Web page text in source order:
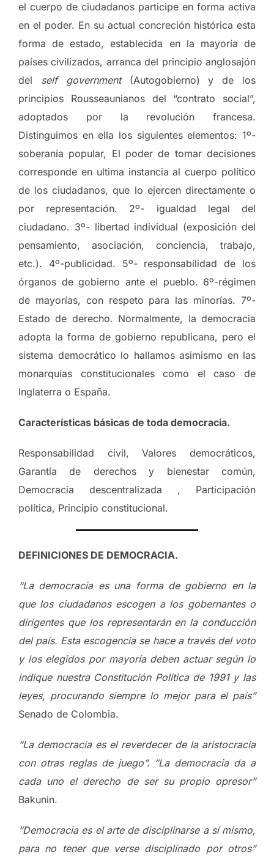
el cuerpo de ciudadanos participe en forma activa
en el poder. En su actual concreción histórica esta
forma de estado, establecida en la mayoría de
países civilizados, arranca del principio anglosajón
del self government (Autogobierno) y de los
principios Rousseaunianos del “contrato social”,
adoptados por la revolución francesa.
Distinguimos en ella los siguientes elementos: 1º-
soberanía popular, El poder de tomar decisiones
corresponde en ultima instancia al cuerpo político
de los ciudadanos, que lo ejercen directamente o
por representación. 2º- igualdad legal del
ciudadano. 3º- libertad individual (exposición del
pensamiento, asociación, conciencia, trabajo,
etc.). 4º-publicidad. 5º- responsabilidad de los
órganos de gobierno ante el pueblo. 6º-régimen
de mayorías, con respeto para las minorías. 7º-
Estado de derecho. Normalmente, la democracia
adopta la forma de gobierno republicana, pero el
sistema democrático lo hallamos asimismo en las
monarquías constitucionales como el caso de
Inglaterra o España.
Características básicas de toda democracia.
Responsabilidad civil, Valores democráticos,
Garantía de derechos y bienestar común,
Democracia descentralizada , Participación
política, Principio constitucional.
DEFINICIONES DE DEMOCRACIA.
“La democracia es una forma de gobierno en la
que los ciudadanos escogen a los gobernantes o
dirigentes que los representarán en la conducción
del país. Esta escogencia se hace a través del voto
y los elegidos por mayoría deben actuar según lo
indique nuestra Constitución Política de 1991 y las
leyes, procurando siempre lo mejor para el país”
Senado de Colombia.
“La democracia es el reverdecer de la aristocracia
con otras reglas de juego”. “La democracia da a
cada uno el derecho de ser su propio opresor”
Bakunin.
“Democracia es el arte de disciplinarse a sí mismo,
para no tener que verse disciplinado por otros”